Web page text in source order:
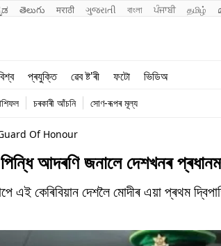
తెలుగు मराठी ગુજરાતી বাংলা ਪੰਜਾਬੀ தமிழ்
প্ৰযুক্তি ৱেব ষ্ট'ৰী ফটো ভিডিঅ
খেল
জীৱনশৈলী
চৰকাৰী আঁচনি সোণ-ৰূপৰ মূল্য
Of Honour
আদৰণি জনালে দেশখনৰ
এই কেৰিবিয়ান দেশলৈ মোদীৰ এয়া প্ৰথম